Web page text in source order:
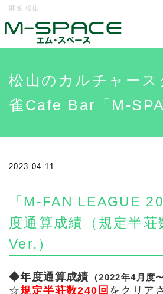
麻雀 松山
松山のカルチャース
雀Cafe Bar「M-
2023.04.11
「M-FAN LEAGUE
度通算成績（規定半荘
Ver.）
◆年度通算成績 （2022年4月度
☆規定半荘数240回 をクリア